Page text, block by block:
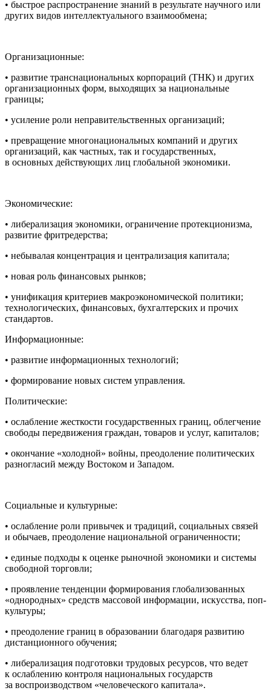
• быстрое распространение знаний в результате научного или
других видов интеллектуального взаимообмена;
Организационные:
• развитие транснациональных корпораций (ТНК) и других
организационных форм, выходящих за национальные
границы;
• усиление роли неправительственных организаций;
• превращение многонациональных компаний и других
организаций, как частных, так и государственных,
в основных действующих лиц глобальной экономики.
Экономические:
• либерализация экономики, ограничение протекционизма,
развитие фритредерства;
• небывалая концентрация и централизация капитала;
• новая роль финансовых рынков;
• унификация критериев макроэкономической политики;
технологических, финансовых, бухгалтерских и прочих
стандартов.
Информационные:
• развитие информационных технологий;
• формирование новых систем управления.
Политические:
• ослабление жесткости государственных границ, облегчение
свободы передвижения граждан, товаров и услуг, капиталов;
• окончание «холодной» войны, преодоление политических
разногласий между Востоком и Западом.
Социальные и культурные:
• ослабление роли привычек и традиций, социальных связей
и обычаев, преодоление национальной ограниченности;
• единые подходы к оценке рыночной экономики и системы
свободной торговли;
• проявление тенденции формирования глобализованных
«однородных» средств массовой информации, искусства, поп-
культуры;
• преодоление границ в образовании благодаря развитию
дистанционного обучения;
• либерализация подготовки трудовых ресурсов, что ведет
к ослаблению контроля национальных государств
за воспроизводством «человеческого капитала».